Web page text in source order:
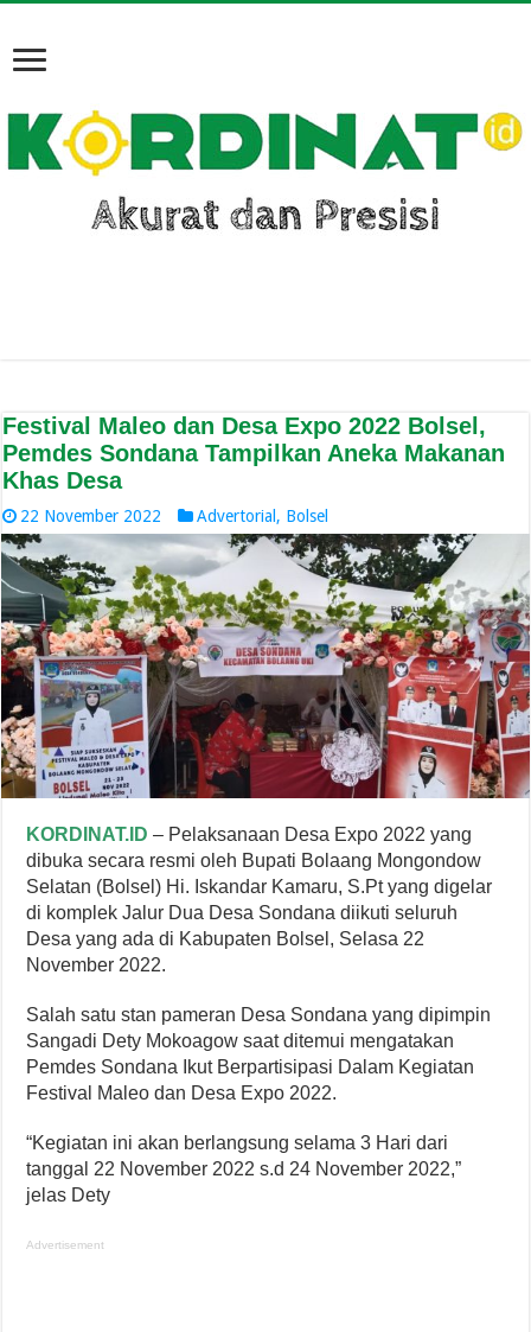
Festival Maleo dan Desa Expo 2022 Bolsel,
Pemdes Sondana Tampilkan Aneka Makanan
Khas Desa
22 November 2022 Advertorial , Bolsel
KORDINAT.ID – Pelaksanaan Desa Expo 2022 yang
dibuka secara resmi oleh Bupati Bolaang Mongondow
Selatan (Bolsel) Hi. Iskandar Kamaru, S.Pt yang digelar
di komplek Jalur Dua Desa Sondana diikuti seluruh
Desa yang ada di Kabupaten Bolsel, Selasa 22
November 2022.
Salah satu stan pameran Desa Sondana yang dipimpin
Sangadi Dety Mokoagow saat ditemui mengatakan
Pemdes Sondana Ikut Berpartisipasi Dalam Kegiatan
Festival Maleo dan Desa Expo 2022.
“Kegiatan ini akan berlangsung selama 3 Hari dari
tanggal 22 November 2022 s.d 24 November 2022,”
jelas Dety
Advertisement